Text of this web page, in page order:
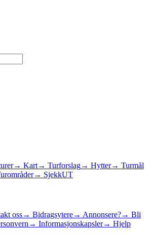
→ Kart→ Turforslag→ Hytter→ Turmål
→ SjekkUT
oss→ Bidragsytere→ Annonsere?→ Bli
→ Informasjonskapsler→ Hjelp